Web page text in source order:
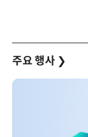
주요 행사 ❯